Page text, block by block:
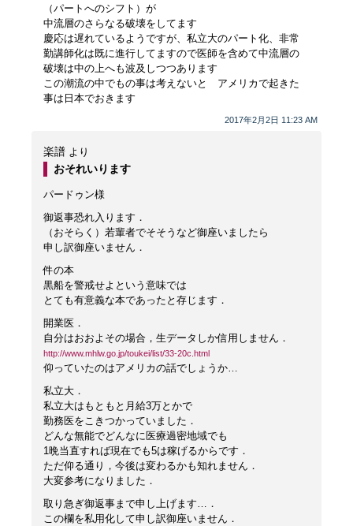
2017年2月2日 11:23 AM
（パートへのシフト）が
中流層のさらなる破壊をしてます
慶応は遅れているようですが、私立大のパート化、非常
勤講師化は既に進行してますので医師を含めて中流層の
破壊は中の上へも波及しつつあります
この潮流の中でもの事は考えないと アメリカで起きた
事は日本でおきます
楽譜 より
おそれいります
パードゥン様
御返事恐れ入ります．
（おそらく）若輩者でそそうなど御座いましたら
申し訳御座いません．
件の本
黒船を警戒せよという意味では
とても有意義な本であったと存じます．
開業医．
自分はおおよその場合，生データしか信用しません．
http://www.mhlw.go.jp/toukei/list/33-20c.html
仰っていたのはアメリカの話でしょうか…
私立大．
私立大はもともと月給3万とかで
勤務医をこきつかっていました．
どんな無能でどんなに医療過密地域でも
1晩当直すれば現在でも5は稼げるからです．
ただ仰る通り，今後は変わるかも知れません．
大変参考になりました．
取り急ぎ御返事まで申し上げます…．
この欄を私用化して申し訳御座いません．